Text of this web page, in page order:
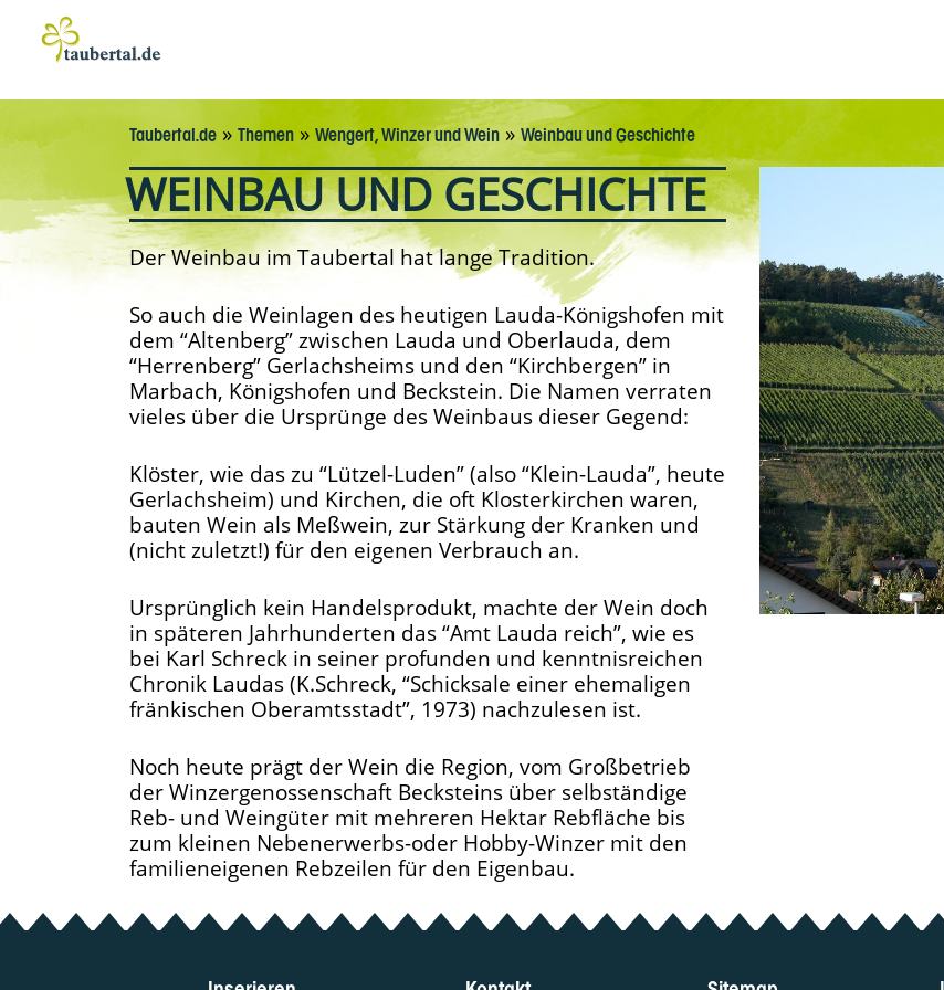
Taubertal.de » Themen » Wengert, Winzer und Wein»Weinbau und Geschichte
WEINBAU UND GESCHICHTE
Der Weinbau im Taubertal hat lange Tradition.
So auch die Weinlagen des heutigen Lauda-Königshofen mit
dem “Altenberg” zwischen Lauda und Oberlauda, dem
“Herrenberg” Gerlachsheims und den “Kirchbergen” in
Marbach, Königshofen und Beckstein. Die Namen verraten
vieles über die Ursprünge des Weinbaus dieser Gegend:
Klöster, wie das zu “Lützel-Luden” (also “Klein-Lauda”, heute
Gerlachsheim) und Kirchen, die oft Klosterkirchen waren,
bauten Wein als Meßwein, zur Stärkung der Kranken und
(nicht zuletzt!) für den eigenen Verbrauch an.
Ursprünglich kein Handelsprodukt, machte der Wein doch
in späteren Jahrhunderten das “Amt Lauda reich”, wie es
bei Karl Schreck in seiner profunden und kenntnisreichen
Chronik Laudas (K.Schreck, “Schicksale einer ehemaligen
fränkischen Oberamtsstadt”, 1973) nachzulesen ist.
Noch heute prägt der Wein die Region, vom Großbetrieb
der Winzergenossenschaft Becksteins über selbständige
Reb- und Weingüter mit mehreren Hektar Rebfläche bis
zum kleinen Nebenerwerbs-oder Hobby-Winzer mit den
familieneigenen Rebzeilen für den Eigenbau.
Inserieren Kontakt Sitemap